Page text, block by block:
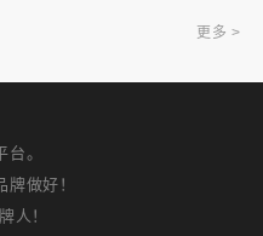
更多 >
。
做好！
人！